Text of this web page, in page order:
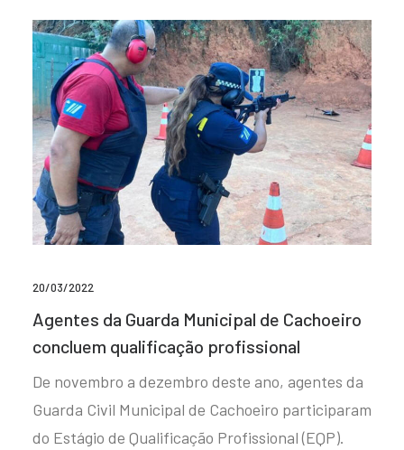
20/03/2022
Agentes da Guarda Municipal de Cachoeiro
concluem qualificação profissional
De novembro a dezembro deste ano, agentes da
Guarda Civil Municipal de Cachoeiro participaram
do Estágio de Qualificação Profissional (EQP).